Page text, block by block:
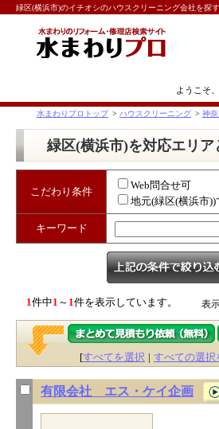
緑区(横浜市)のイチオシのハウスクリーニング会社を探
ようこそ、
水まわりプロトップ > ハウスクリーニング > 神
緑区(横浜市)を対応エリ
こだわり条件
Web問合せ可
地元(緑区(横浜市))
キーワード
1件中1 ～ 1件を表示しています。 表
[すべてを選択 | すべての選択
有限会社 エス・ケイ企画